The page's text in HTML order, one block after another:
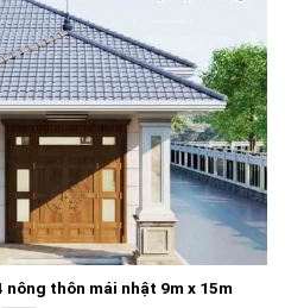
nông thôn mái nhật 9m x 15m